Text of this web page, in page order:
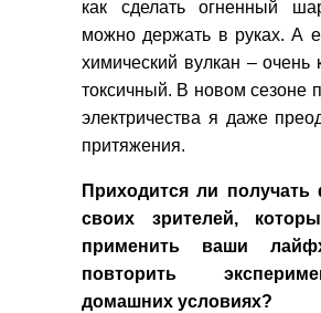
как сделать огненный
можно держать в руках. А
химический вулкан – очень
токсичный. В новом сезоне
электричества я даже
притяжения.
Приходится ли получать
своих зрителей,
применить ваши
повторить
домашних условиях?